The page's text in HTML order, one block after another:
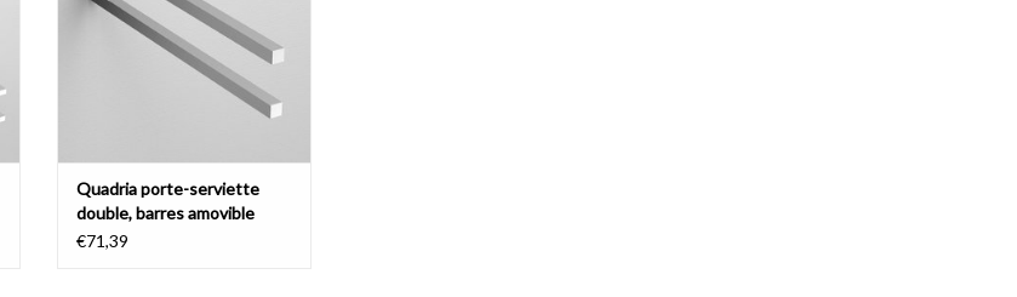
Quadria porte-serviette
double, barres amovible
€71,39